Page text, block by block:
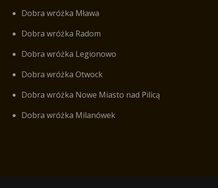
Dobra wróżka Mława
Dobra wróżka Radom
Dobra wróżka Legionowo
Dobra wróżka Otwock
Dobra wróżka Nowe Miasto nad Pilicą
Dobra wróżka Milanówek